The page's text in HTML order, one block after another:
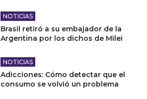
NOTICIAS
Brasil retiró a su embajador de la
Argentina por los dichos de Milei
NOTICIAS
Adicciones: Cómo detectar que el
consumo se volvió un problema